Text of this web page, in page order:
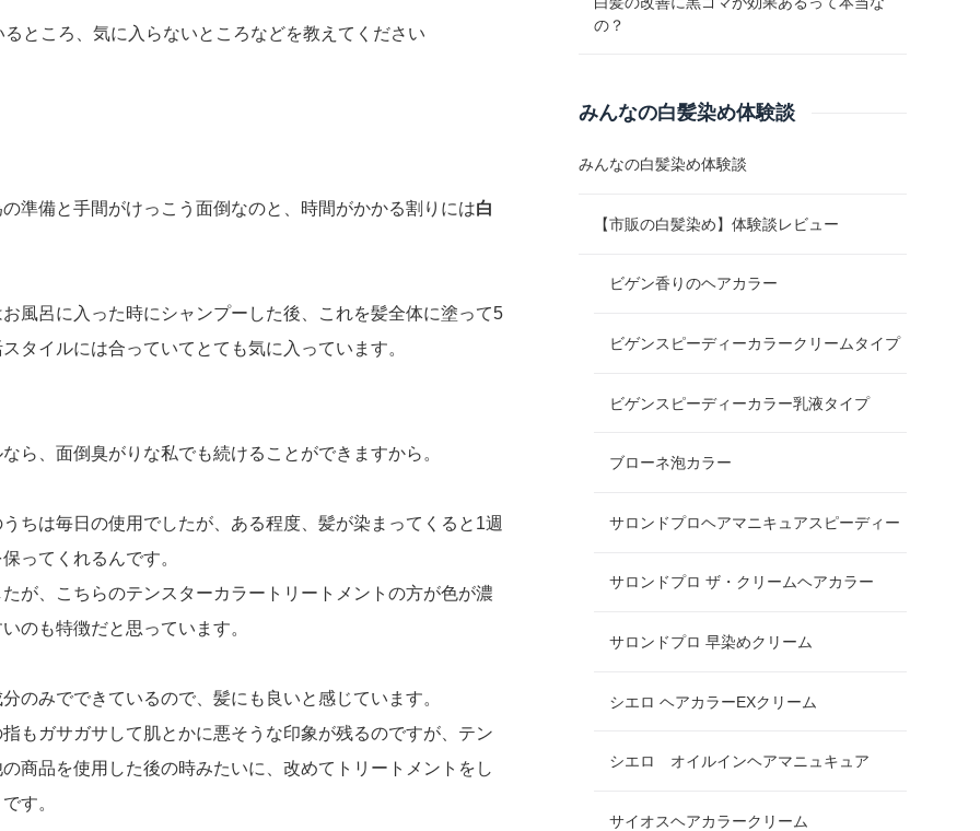
ところ、気に入らないところなどを教えてください
準備と手間がけっこう面倒なのと、時間がかかる割りには白
風呂に入った時にシャンプーした後、これを髪全体に塗って5
タイルには合っていてとても気に入っています。
ら、面倒臭がりな私でも続けることができますから。
ちは毎日の使用でしたが、ある程度、髪が染まってくると1週
ってくれるんです。
が、こちらのテンスターカラートリートメントの方が色が濃
のも特徴だと思っています。
のみでできているので、髪にも良いと感じています。
もガサガサして肌とかに悪そうな印象が残るのですが、テン
商品を使用した後の時みたいに、改めてトリートメントをし
す。
の？
みんなの白髪染め体験談
みんなの白髪染め体験談
【市販の白髪染め】体験談レビュー
ビゲン香りのヘアカラー
ビゲンスピーディーカラークリームタイプ
ビゲンスピーディーカラー乳液タイプ
ブローネ泡カラー
サロンドプロヘアマニキュアスピーディー
サロンドプロ ザ・クリームヘアカラー
サロンドプロ 早染めクリーム
シエロ ヘアカラーEXクリーム
シエロ オイルインヘアマニュキュア
サイオスヘアカラークリーム